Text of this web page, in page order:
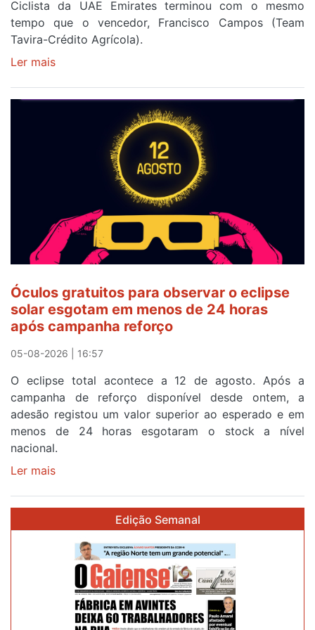
Ciclista da UAE Emirates terminou com o mesmo
tempo que o vencedor, Francisco Campos (Team
Tavira-Crédito Agrícola).
Ler mais
ser
o
quarto
a
a
meta
em
Sintra
primeira
etapa
da
87ª
Volta
Óculos gratuitos para observar o eclipse
solar esgotam em menos de 24 horas
após campanha reforço
05-08-2026 | 16:57
O eclipse total acontece a 12 de agosto. Após a
campanha de reforço disponível desde ontem, a
adesão registou um valor superior ao esperado e em
menos de 24 horas esgotaram o stock a nível
nacional.
Ler mais
gratuitos
observar
eclipse
solar
esgotam
Edição Semanal